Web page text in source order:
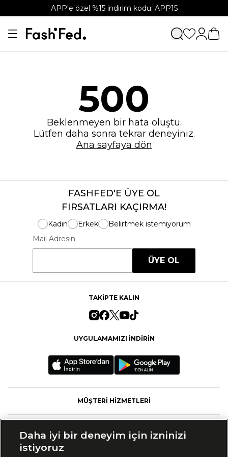
APP'e özel %15 indirim kodu: APP15
500
Beklenmeyen bir hata oluştu.
Lütfen daha sonra tekrar deneyiniz.
Ana sayfaya dön
FASHFED'E ÜYE OL
FIRSATLARI KAÇIRMA!
Kadın Erkek
Belirtmek istemiyorum
Mail Adresin
ÜYE OL
TAKİPTE KALIN
UYGULAMAMIZI İNDİRİN
MÜŞTERİ HİZMETLERİ
Daha iyi bir deneyim için izninizi
istiyoruz